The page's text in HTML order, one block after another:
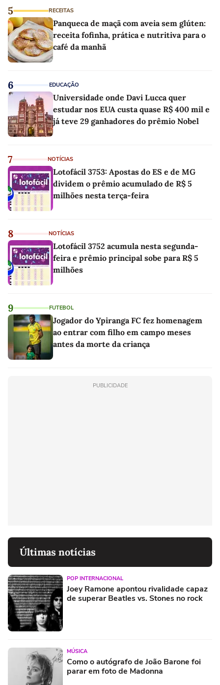
5 RECEITAS
Panqueca de maçã com aveia sem glúten:
receita fofinha, prática e nutritiva para o
café da manhã
6 EDUCAÇÃO
Universidade onde Davi Lucca quer
estudar nos EUA custa quase R$ 400 mil e
já teve 29 ganhadores do prêmio Nobel
7 NOTÍCIAS
Lotofácil 3753: Apostas do ES e de MG
dividem o prêmio acumulado de R$ 5
milhões nesta terça-feira
8 NOTÍCIAS
Lotofácil 3752 acumula nesta segunda-
feira e prêmio principal sobe para R$ 5
milhões
9 FUTEBOL
Jogador do Ypiranga FC fez homenagem
ao entrar com filho em campo meses
antes da morte da criança
PUBLICIDADE
Últimas notícias
POP INTERNACIONAL
Joey Ramone apontou rivalidade capaz
de superar Beatles vs. Stones no rock
MÚSICA
Como o autógrafo de João Barone foi
parar em foto de Madonna